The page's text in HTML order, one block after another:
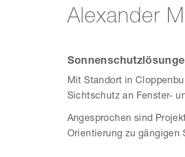
Alexander
Mit Standort in
Sichtschutz an Fenster-
Angesprochen sind
Orientierung zu gängigen